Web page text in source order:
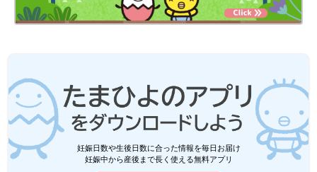
妊娠日数や生後日数に合った情報を毎日お届け
妊娠中から産後まで長く使える無料アプリ